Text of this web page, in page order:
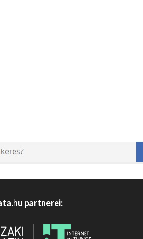
partnerei: